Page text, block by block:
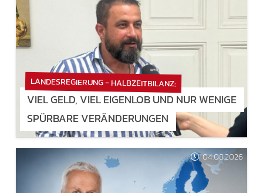
LANDESREGIERUNG - HALBZEITBILANZ:
VIEL GELD, VIEL EIGENLOB UND NUR WENIGE
SPÜRBARE VERÄNDERUNGEN
04.08.2026